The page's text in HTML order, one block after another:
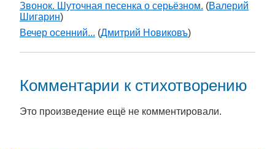
Звонок. Шуточная песенка о серьёзном. (Валерий
Шигарин)
Вечер осенний... (Дмитрий Новиковъ)
Комментарии к стихотворению
Это произведение ещё не комментировали.